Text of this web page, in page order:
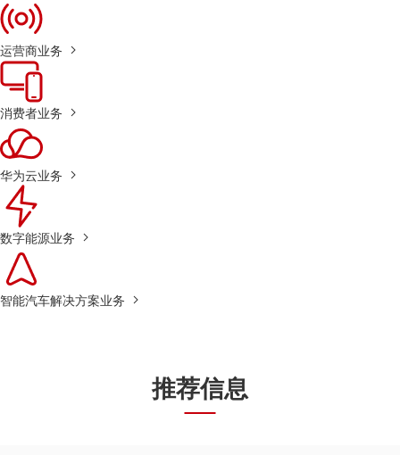
运营商业务
消费者业务
华为云业务
数字能源业务
智能汽车解决方案业务
推荐信息